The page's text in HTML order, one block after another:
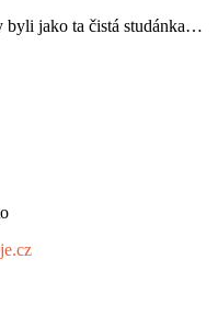
byli jako ta čistá studánka…